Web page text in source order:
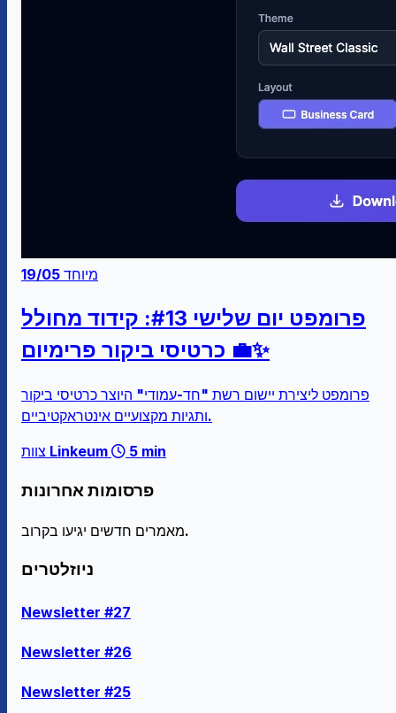
מיוחד 19/05
פרומפט יום שלישי #13: קידוד מחולל
כרטיסי ביקור פרימיום 💼✨
פרומפט ליצירת יישום רשת "חד-עמודי" היוצר כרטיסי ביקור
ותגיות מקצועיים אינטראקטיביים.
צוות Linkeum
5 min
פרסומות אחרונות
מאמרים חדשים יגיעו בקרוב.
ניוזלטרים
Newsletter #27
Newsletter #26
Newsletter #25